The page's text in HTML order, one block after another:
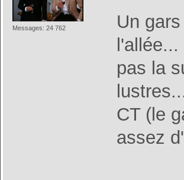
Messages: 24 762
Un
pas la
CT (le
assez